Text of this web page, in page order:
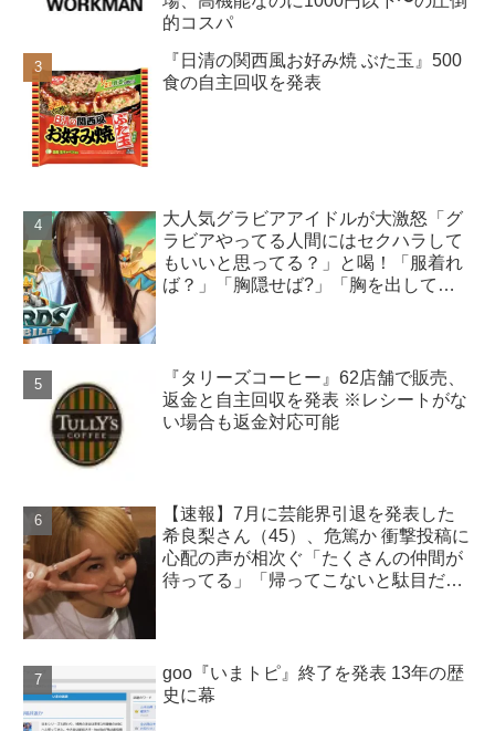
的コスパ
『日清の関西風お好み焼 ぶた玉』500
食の自主回収を発表
大人気グラビアアイドルが大激怒「グ
ラビアやってる人間にはセクハラして
もいいと思ってる？」と喝！「服着れ
ば？」「胸隠せば?」「胸を出してゲ
『タリーズコーヒー』62店舗で販売、
返金と自主回収を発表 ※レシートがな
い場合も返金対応可能
【速報】7月に芸能界引退を発表した
希良梨さん（45）、危篤か 衝撃投稿に
心配の声が相次ぐ「たくさんの仲間が
待ってる」「帰ってこないと駄目だ
goo『いまトピ』終了を発表 13年の歴
史に幕